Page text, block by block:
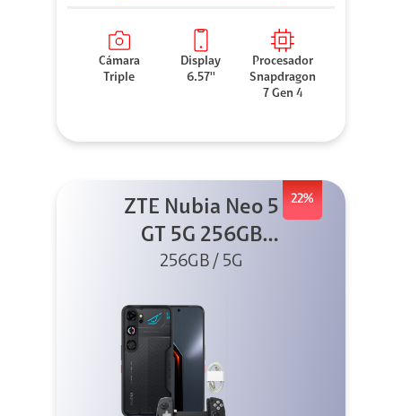
Cámara
Triple
Display
6.57''
Procesador
Snapdragon
7 Gen 4
22%
ZTE Nubia Neo 5
GT 5G 256GB
Negro + GPAD +
256GB / 5G